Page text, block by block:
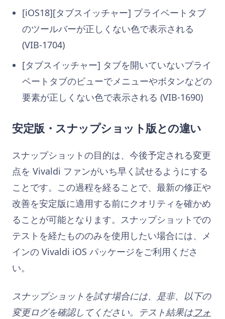
[iOS18][タブスイッチャー] プライベートタブ
のツールバーが正しくない色で表示される
(VIB-1704)
[タブスイッチャー] タブを開いていないプライ
ベートタブのビューでメニューやボタンなどの
要素が正しくない色で表示される (VIB-1690)
安定版・スナップショット版との違い
スナップショットの目的は、今後予定される変更
点を Vivaldi ファンがいち早く試せるようにする
ことです。この過程を経ることで、最新の修正や
改善を安定版に適用する前にクオリティを確かめ
ることが可能となります。スナップショットでの
テストを経たもののみを使用したい場合には、メ
インの Vivaldi iOS パッケージをご利用くださ
い。
スナップショットを試す場合には、是非、以下の
変更ログを確認してください。テスト結果はフォ